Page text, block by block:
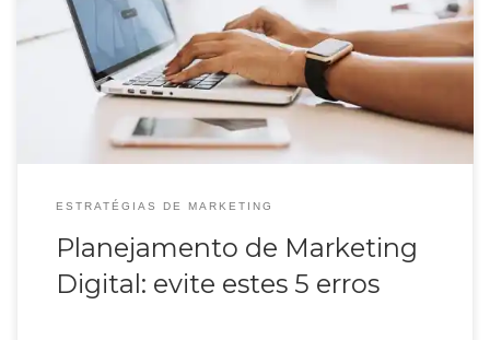
O planejamento de marketing digital é uma etapa da estratégia que
determina ações para serem realizadas nos canais digitais da empresa.
ESTRATÉGIAS DE MARKETING
Planejamento de Marketing
Digital: evite estes 5 erros